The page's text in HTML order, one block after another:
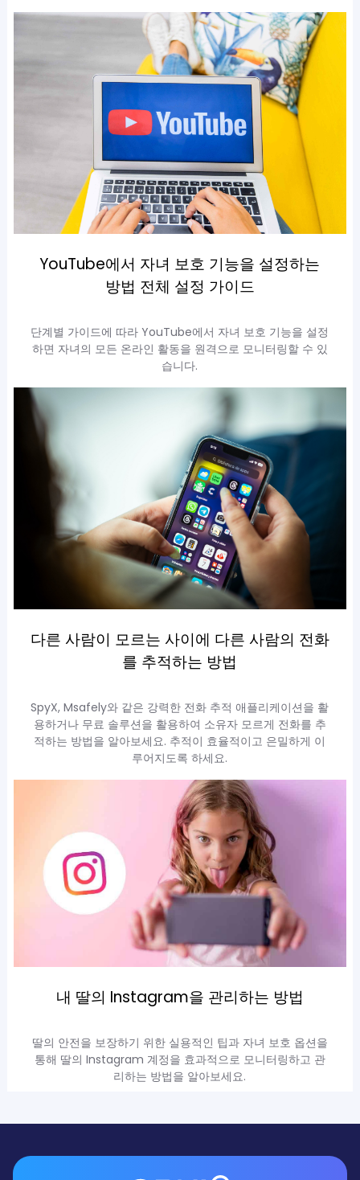
YouTube에서 자녀 보호 기능을 설정하는
방법 전체 설정 가이드
단계별 가이드에 따라 YouTube에서 자녀 보호 기능을 설정
하면 자녀의 모든 온라인 활동을 원격으로 모니터링할 수 있
습니다.
다른 사람이 모르는 사이에 다른 사람의 전화
를 추적하는 방법
SpyX, Msafely와 같은 강력한 전화 추적 애플리케이션을 활
용하거나 무료 솔루션을 활용하여 소유자 모르게 전화를 추
적하는 방법을 알아보세요. 추적이 효율적이고 은밀하게 이
루어지도록 하세요.
내 딸의 Instagram을 관리하는 방법
딸의 안전을 보장하기 위한 실용적인 팁과 자녀 보호 옵션을
통해 딸의 Instagram 계정을 효과적으로 모니터링하고 관
리하는 방법을 알아보세요.